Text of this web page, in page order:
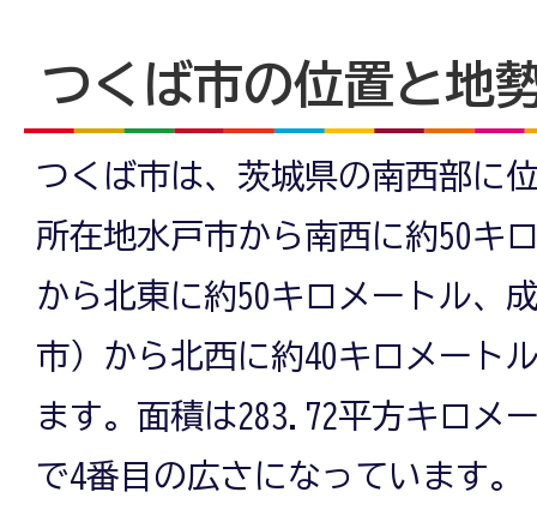
つくば市の位置と地
つくば市は、茨城県の南西部に
所在地水戸市から南西に約50キ
から北東に約50キロメートル、
市）から北西に約40キロメート
ます。面積は283.72平方キロメ
で4番目の広さになっています。